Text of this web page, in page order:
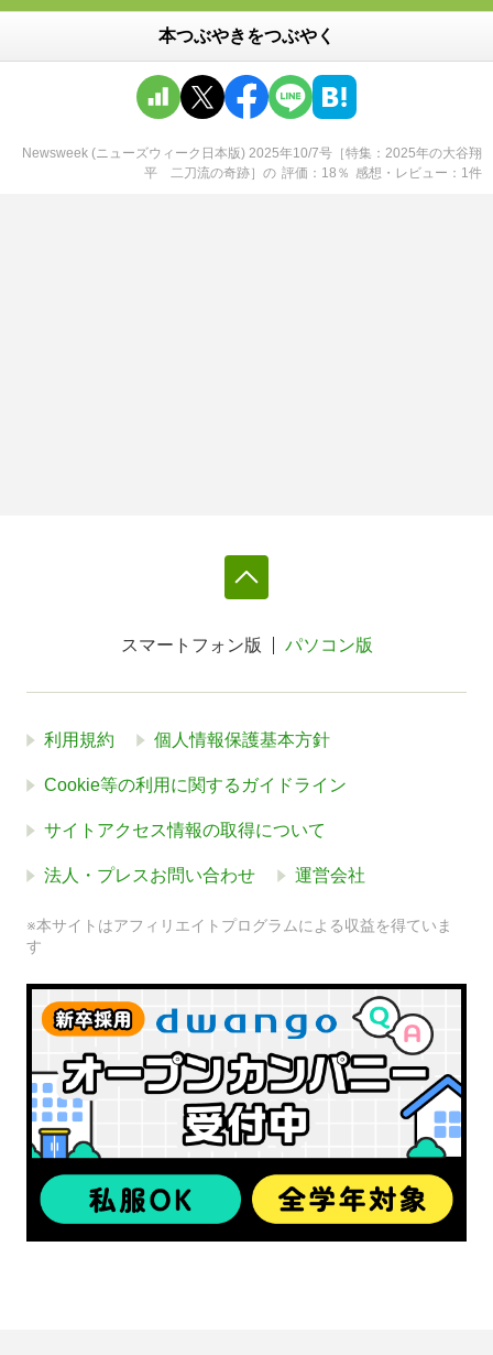
本つぶやきをつぶやく
Newsweek (ニューズウィーク日本版) 2025年10/7号［特集：2025年の大谷翔
平 二刀流の奇跡］ の 評価 18 ％ 感想・レビュー 1件
スマートフォン版 パソコン版
利用規約 個人情報保護基本方針
Cookie等の利用に関するガイドライン
サイトアクセス情報の取得について
法人・プレスお問い合わせ 運営会社
※本サイトはアフィリエイトプログラムによる収益を得ていま
す